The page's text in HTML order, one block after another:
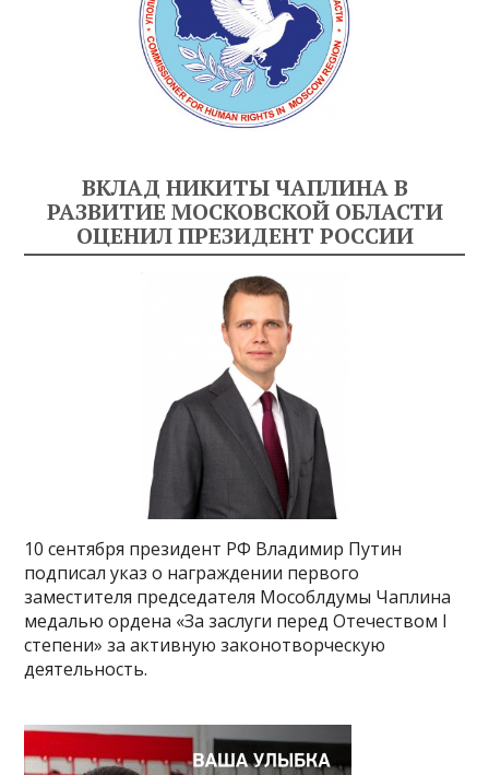
ВКЛАД НИКИТЫ ЧАПЛИНА В
РАЗВИТИЕ МОСКОВСКОЙ ОБЛАСТИ
ОЦЕНИЛ ПРЕЗИДЕНТ РОССИИ
10 сентября президент РФ Владимир Путин
подписал указ о награждении первого
заместителя председателя Мособлдумы Чаплина
медалью ордена «За заслуги перед Отечеством I
степени» за активную законотворческую
деятельность.